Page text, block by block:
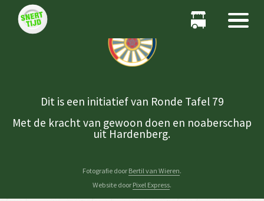
Dit is een initiatief van Ronde Tafel 79
Met de kracht van gewoon doen en noaberschap
uit Hardenberg.
Fotografie door Bertil van Wieren.
Website door Pixel Express.